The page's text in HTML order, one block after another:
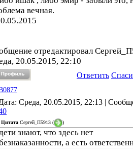
вечная.
отредактировал
20.05.2015, 22:10
Ответить
Среда, 20.05.2015, 22:13 |
Цитата Сергей_П5913 ( )
знают, что здесь нет
а есть